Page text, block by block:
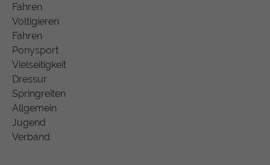
Fahren
Voltigieren
Fahren
Ponysport
Vielseitigkeit
Dressur
Springreiten
Allgemein
Jugend
Verband